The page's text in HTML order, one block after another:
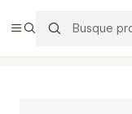
PORTES